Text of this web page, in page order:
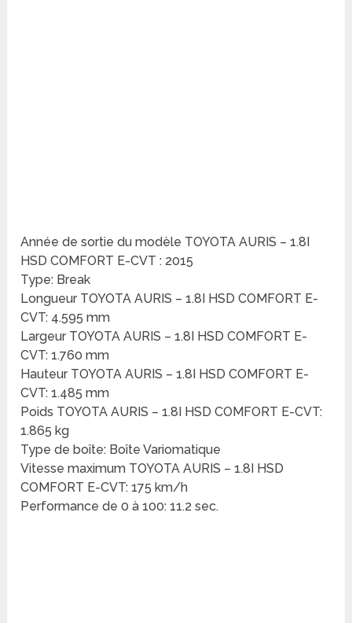
Année de sortie du modèle TOYOTA AURIS – 1.8I
HSD COMFORT E-CVT : 2015
Type: Break
Longueur TOYOTA AURIS – 1.8I HSD COMFORT E-
CVT: 4.595 mm
Largeur TOYOTA AURIS – 1.8I HSD COMFORT E-
CVT: 1.760 mm
Hauteur TOYOTA AURIS – 1.8I HSD COMFORT E-
CVT: 1.485 mm
Poids TOYOTA AURIS – 1.8I HSD COMFORT E-CVT:
1.865 kg
Type de boîte: Boîte Variomatique
Vitesse maximum TOYOTA AURIS – 1.8I HSD
COMFORT E-CVT: 175 km/h
Performance de 0 à 100: 11.2 sec.